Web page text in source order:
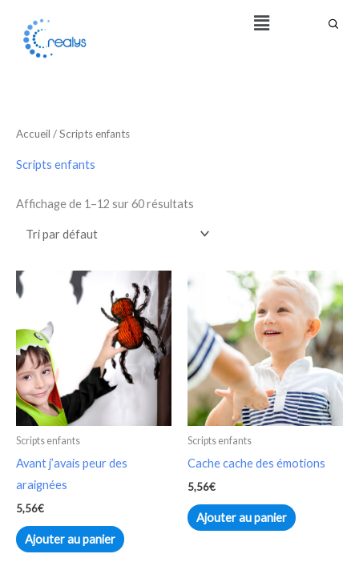
contenu
Menu
Accueil / Scripts enfants
Scripts enfants
Affichage de 1–12 sur 60 résultats
Scripts enfants
Avant j’avais peur des
araignées
5,56€
Ajouter au panier
Scripts enfants
Cache cache des émotions
5,56€
Ajouter au panier